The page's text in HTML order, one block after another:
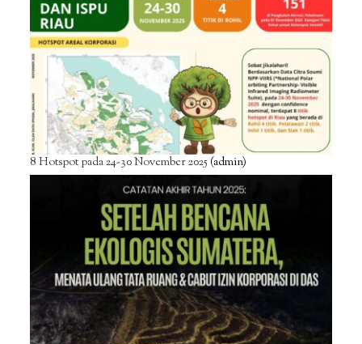
8 Hotspot pada 24-30 November 2025(admin)